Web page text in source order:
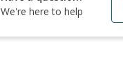
We're here to help